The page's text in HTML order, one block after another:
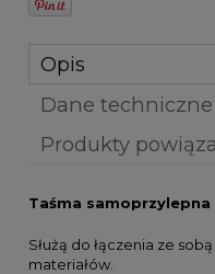
Opis
Dane techniczne
Produkty
Taśma
Służą do łączenia ze
materiałów.